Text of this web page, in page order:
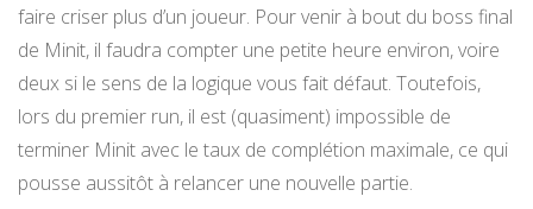
faire criser plus d’un joueur. Pour venir à bout du boss final
de Minit, il faudra compter une petite heure environ, voire
deux si le sens de la logique vous fait défaut. Toutefois,
lors du premier run, il est (quasiment) impossible de
terminer Minit avec le taux de complétion maximale, ce qui
pousse aussitôt à relancer une nouvelle partie.